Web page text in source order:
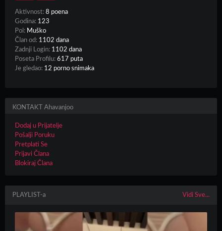
Aktivnost: 8 poena
Godina: 123
Pol: Muško
Član od: 1102 dana
Zadnji Login: 1102 dana
Poseta Profilu: 617 puta
Je gledao: 12 porno snimaka
KONTAKT Ahavanjoo
Dodaj u Prijatelje
Pošalji Poruku
Pretplati Se
Prijavi Člana
Blokiraj Člana
PLAYLIST-a Vidi Sve...